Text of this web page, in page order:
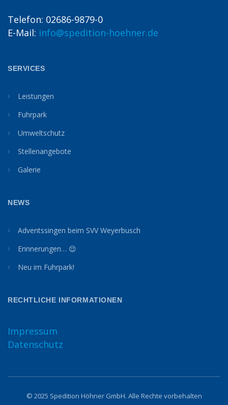
Telefon: 02686-9879-0
E-Mail: info@spedition-hoehner.de
SERVICES
Leistungen
Fuhrpark
Umweltschutz
Stellenangebote
Galerie
NEWS
Adventssingen beim SVV Weyerbusch
Erinnerungen… 😌
Neu im Fuhrpark!
RECHTLICHE INFORMATIONEN
Impressum
Datenschutz
© 2025 Spedition Höhner GmbH. Alle Rechte vorbehalten